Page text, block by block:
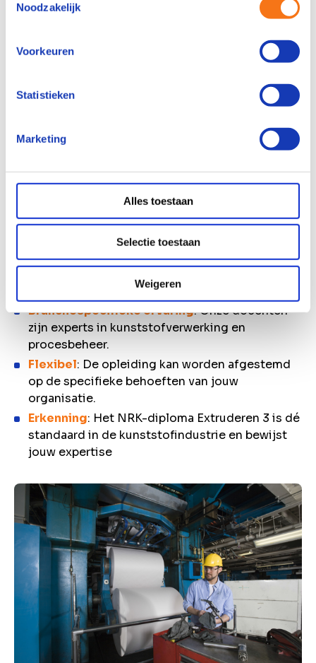
Noodzakelijk
Voorkeuren
Statistieken
Marketing
Alles toestaan
Selectie toestaan
Weigeren
Voor wie is deze opleiding geschikt?
Waarom kiezen voor de
opleiding Extruderen 3 bij
procesoptimalisatie en duurzame innovaties.
Branchespecifieke ervaring: Onze docenten
zijn experts in kunststofverwerking en
procesbeheer.
Flexibel: De opleiding kan worden afgestemd
op de specifieke behoeften van jouw
organisatie.
Erkenning: Het NRK-diploma Extruderen 3 is dé
standaard in de kunststofindustrie en bewijst
jouw expertise